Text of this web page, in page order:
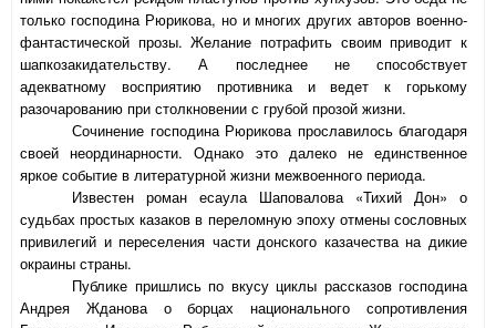
только господина Рюрикова, но и многих других авторов военно-
фантастической прозы. Желание потрафить своим приводит к
шапкозакидательству. А последнее не способствует
адекватному восприятию противника и ведет к горькому
разочарованию при столкновении с грубой прозой жизни.
Сочинение господина Рюрикова прославилось благодаря
своей неординарности. Однако это далеко не единственное
яркое событие в литературной жизни межвоенного периода.
Известен роман есаула Шаповалова «Тихий Дон» о
судьбах простых казаков в переломную эпоху отмены сословных
привилегий и переселения части донского казачества на дикие
окраины страны.
Публике пришлись по вкусу циклы рассказов господина
Андрея Жданова о борцах национального сопротивления